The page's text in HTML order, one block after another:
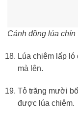
Cánh đồng lúa chín
Lúa chiêm lấp
mà lên.
Tỏ trăng mười
được lúa chiêm.